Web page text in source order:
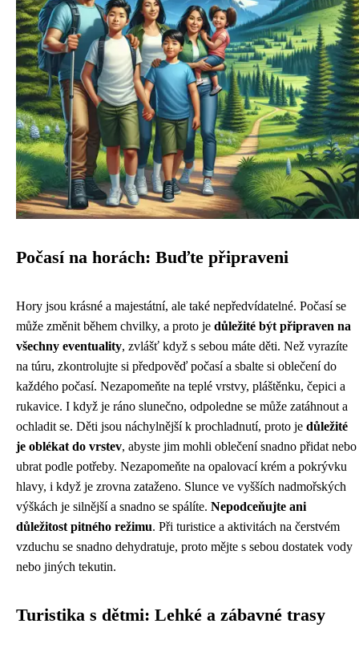
Počasí na horách: Buďte připraveni
Hory jsou krásné a majestátní, ale také nepředvídatelné. Počasí se
může změnit během chvilky, a proto je důležité být připraven na
všechny eventuality, zvlášť když s sebou máte děti. Než vyrazíte
na túru, zkontrolujte si předpověď počasí a sbalte si oblečení do
každého počasí. Nezapomeňte na teplé vrstvy, pláštěnku, čepici a
rukavice. I když je ráno slunečno, odpoledne se může zatáhnout a
ochladit se. Děti jsou náchylnější k prochladnutí, proto je důležité
je oblékat do vrstev, abyste jim mohli oblečení snadno přidat nebo
ubrat podle potřeby. Nezapomeňte na opalovací krém a pokrývku
hlavy, i když je zrovna zataženo. Slunce ve vyšších nadmořských
výškách je silnější a snadno se spálíte. Nepodceňujte ani
důležitost pitného režimu. Při turistice a aktivitách na čerstvém
vzduchu se snadno dehydratuje, proto mějte s sebou dostatek vody
nebo jiných tekutin.
Turistika s dětmi: Lehké a zábavné trasy